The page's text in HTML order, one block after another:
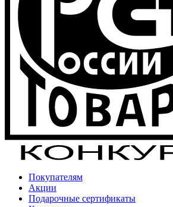
Покупателям
Акции
Подарочные сертификаты